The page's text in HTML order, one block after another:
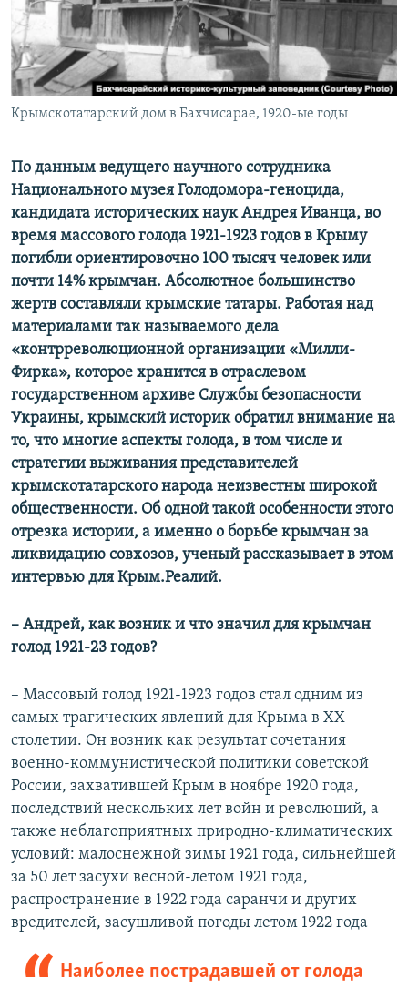
ПОБЕДИТЕЛЕЙ НЕ СУДЯТ?
КРЫМ.НЕПОКОРЕННЫЙ
ELIFBE
УКРАИНСКАЯ ПРОБЛЕМА КРЫМА
ПРИСОЕДИНЯЙТЕСЬ!
Крымскотатарский дом в Бахчисарае, 1920-ые годы
По данным ведущего научного сотрудника
Национального музея Голодомора-геноцида,
кандидата исторических наук Андрея Иванца, во
время массового голода 1921-1923 годов в Крыму
погибли ориентировочно 100 тысяч человек или
почти 14% крымчан. Абсолютное большинство
жертв составляли крымские татары. Работая над
материалами так называемого дела
«контрреволюционной организации «Милли-
Фирка», которое хранится в отраслевом
государственном архиве Службы безопасности
Украины, крымский историк обратил внимание на
то, что многие аспекты голода, в том числе и
стратегии выживания представителей
крымскотатарского народа неизвестны широкой
общественности. Об одной такой особенности этого
отрезка истории, а именно о борьбе крымчан за
ликвидацию совхозов, ученый рассказывает в этом
интервью для Крым.Реалий.
– Андрей, как возник и что значил для крымчан
голод 1921-23 годов?
– Массовый голод 1921-1923 годов стал одним из
самых трагических явлений для Крыма в ХХ
столетии. Он возник как результат сочетания
военно-коммунистической политики советской
России, захватившей Крым в ноябре 1920 года,
последствий нескольких лет войн и революций, а
также неблагоприятных природно-климатических
условий: малоснежной зимы 1921 года, сильнейшей
за 50 лет засухи весной-летом 1921 года,
распространение в 1922 года саранчи и других
вредителей, засушливой погоды летом 1922 года
Наиболее пострадавшей от голода